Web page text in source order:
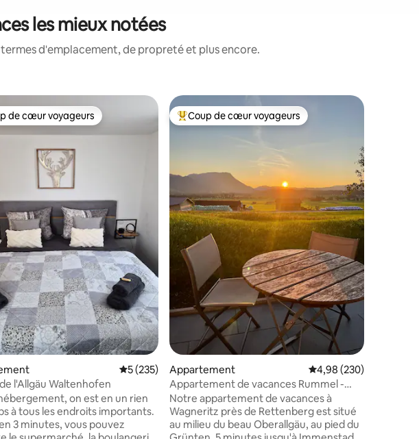
les mieux notées
d'emplacement, de propreté et plus encore.
sur la base de 11 commentaires : 5 sur 5
de cœur voyageurs les plus appréciés
de cœur voyageurs
Évaluation moyenne sur la base de 235 commentaires : 5 sur 5
5 (235)
l'Allgäu Waltenhofen
on est en un rien
à tous les endroits importants.
3 minutes, vous pouvez
Coups de cœur voyageurs les plus appréciés
Coup de cœur voyageurs
Appartement Évaluation moyenne
4,98 (230)
Appartement de vacances Rummel -
comme la fête populaire :)
Notre appartement de vacances à
Wagneritz près de Rettenberg est situé
au milieu du beau Oberallgäu, au pied du